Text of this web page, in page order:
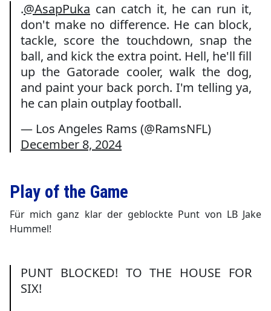
.@AsapPuka can catch it, he can run it,
don't make no difference. He can block,
tackle, score the touchdown, snap the
ball, and kick the extra point. Hell, he'll fill
up the Gatorade cooler, walk the dog,
and paint your back porch. I'm telling ya,
he can plain outplay football.
— Los Angeles Rams (@RamsNFL)
December 8, 2024
Play of the Game
Für mich ganz klar der geblockte Punt von LB Jake
Hummel!
PUNT BLOCKED! TO THE HOUSE FOR
SIX!